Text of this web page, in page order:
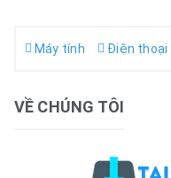
Máy tính Điện thoại
VỀ CHÚNG TÔI